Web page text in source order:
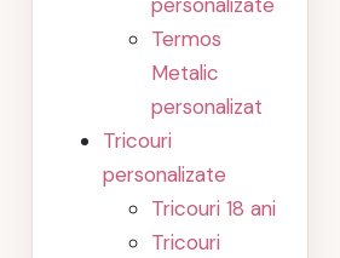
Termos
Metalic
personalizat
Tricouri
personalizate
Tricouri 18 ani
Tricouri